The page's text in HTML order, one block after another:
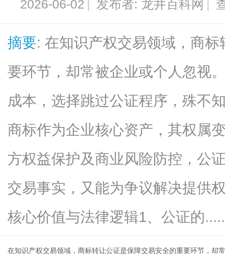
2026-06-02 | 发布者: 龙井百科网 |
摘要: 在知识产权交易领域，商
要环节，却常被企业或个人忽视
成本，选择跳过公证程序，殊不
商标作为企业核心资产，其权属
方权益保护及商业风险防控，公
交易事实，又能为争议解决提供
核心价值与法律逻辑1、公证的
在知识产权交易领域， 商标转让公证是保障交易安全的重要环节，却